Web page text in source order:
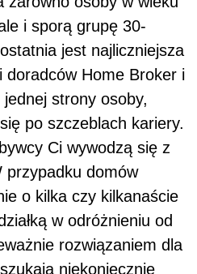
i sporą grupę 30-
jest najliczniejsza
doradców Home Broker i
jednej strony osoby,
po szczeblach kariery.
Ci wywodzą się z
przypadku domów
o kilka czy kilkanaście
w odróżnieniu od
rozwiązaniem dla
niekoniecznie